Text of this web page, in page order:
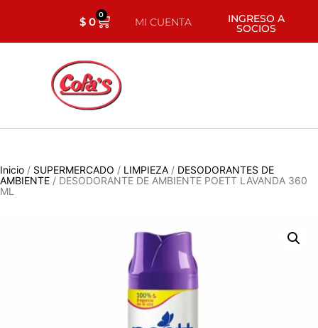
$0 0
MI CUENTA INGRESO A
SOCIOS
Inicio / SUPERMERCADO / LIMPIEZA / DESODORANTES DE
AMBIENTE / DESODORANTE DE AMBIENTE POETT LAVANDA 360
ML